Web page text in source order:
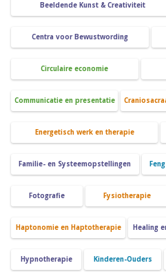
Beeldende Kunst & Creativiteit
Centra voor Bewustwording
Circulaire economie
Communicatie en presentatie
Energetisch werk en therapie
Familie- en Systeemopstellingen
Fotografie Fysiotherapie
Haptonomie en Haptotherapie Healing
Hypnotherapie Kinderen-Ouders